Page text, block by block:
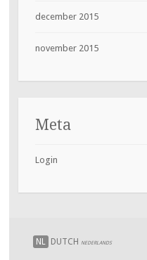
december 2015
november 2015
Meta
Login
NL DUTCH NEDERLANDS